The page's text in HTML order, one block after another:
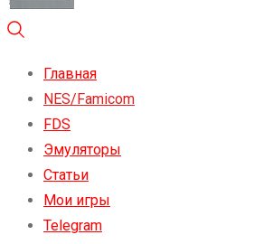
Главная
NES/Famicom
FDS
Эмуляторы
Статьи
Мои игры
Telegram